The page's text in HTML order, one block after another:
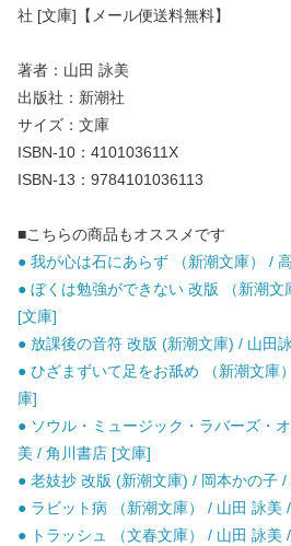
社 [文庫]【メール便送料無料】
著者：山田 詠美
出版社：新潮社
サイズ：文庫
ISBN-10：410103611X
ISBN-13：9784101036113
■こちらの商品もオススメです
● 我が心は石にあらず （新潮文庫） /
● ぼくは勉強ができない 改版 （新潮
[文庫]
● 放課後の音符 改版 (新潮文庫) / 山田
● ひざまずいて足をお舐め （新潮文庫
庫]
● ソウル・ミュージック・ラバーズ・
美 / 角川書店 [文庫]
● 老妓抄 改版 (新潮文庫) / 岡本かの子 /
● ラビット病 （新潮文庫） / 山田 詠美
● トラッシュ （文春文庫） / 山田 詠美